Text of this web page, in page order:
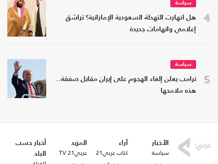
4
سياسة
هل انهارت التهدئة السعودية الإماراتية؟ تراشق
إعلامي واتهامات جديدة
5
سياسة
ترامب يعلن إلغاء الهجوم على إيران مقابل صفقة..
هذه ملامحها
الأخبار
سياسة
آراء
كتاب عربي21
المزيد
عربي21 TV
أخبار حسب
البلد